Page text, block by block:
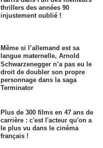
thrillers des années 90
injustement oublié !
Même si l’allemand est sa
langue maternelle, Arnold
Schwarzenegger n’a pas eu le
droit de doubler son propre
personnage dans la saga
Terminator
Plus de 300 films en 47 ans de
carrière : c'est l'acteur qu'on a
le plus vu dans le cinéma
français !